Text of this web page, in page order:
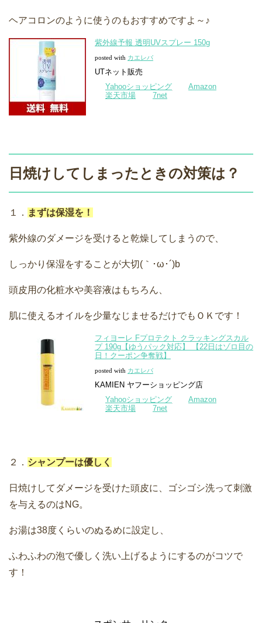
ヘアコロンのように使うのもおすすめですよ～♪
紫外線予報 透明UVスプレー 150g
posted with カエレバ
UTネット販売
Yahooショッピング
Amazon
楽天市場
7net
日焼けしてしまったときの対策は？
１． まずは保湿を！
紫外線のダメージを受けると乾燥してしまうので、
しっかり保湿をすることが大切(｀･ω･´)b
頭皮用の化粧水や美容液はもちろん、
肌に使えるオイルを少量なじませるだけでもＯＫです！
フィヨーレ Fプロテクト クラッキングスカル
プ 190g【ゆうパック対応】 【22日はゾロ目の
日！クーポン争奪戦】
posted with カエレバ
KAMIEN ヤフーショッピング店
Yahooショッピング
Amazon
楽天市場
7net
２． シャンプーは優しく
日焼けしてダメージを受けた頭皮に、ゴシゴシ洗って刺激
を与えるのはNG。
お湯は38度くらいのぬるめに設定し、
ふわふわの泡で優しく洗い上げるようにするのがコツで
す！